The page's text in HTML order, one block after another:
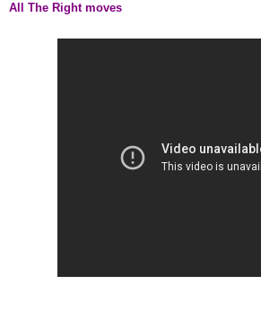
All The Right moves